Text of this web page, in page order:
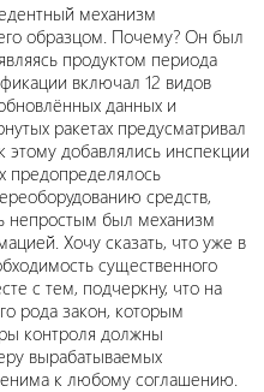
механизм
образцом. Почему? Он был
продуктом периода
включал 12 видов
данных и
ракетах предусматривал
этому добавлялись инспекции
предопределялось
средств,
непростым был механизм
Хочу сказать, что уже в
существенного
с тем, подчеркну, что на
рода закон, которым
контроля должны
вырабатываемых
к любому соглашению.